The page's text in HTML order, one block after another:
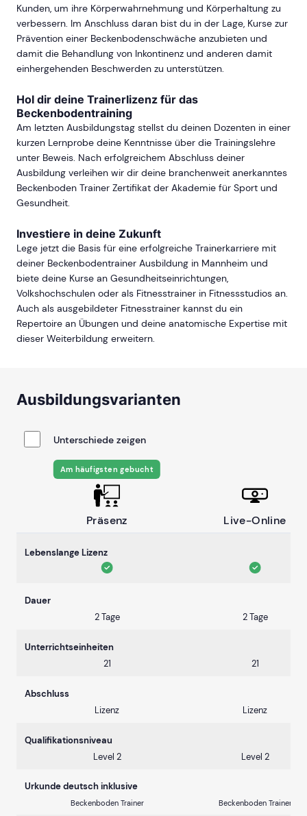
Kunden, um ihre Körperwahrnehmung und Körperhaltung zu
verbessern. Im Anschluss daran bist du in der Lage, Kurse zur
Prävention einer Beckenbodenschwäche anzubieten und
damit die Behandlung von Inkontinenz und anderen damit
einhergehenden Beschwerden zu unterstützen.
Hol dir deine Trainerlizenz für das
Beckenbodentraining
Am letzten Ausbildungstag stellst du deinen Dozenten in einer
kurzen Lernprobe deine Kenntnisse über die Trainingslehre
unter Beweis. Nach erfolgreichem Abschluss deiner
Ausbildung verleihen wir dir deine branchenweit anerkanntes
Beckenboden Trainer Zertifikat der Akademie für Sport und
Gesundheit.
Investiere in deine Zukunft
Lege jetzt die Basis für eine erfolgreiche Trainerkarriere mit
deiner Beckenbodentrainer Ausbildung in Mannheim und
biete deine Kurse an Gesundheitseinrichtungen,
Volkshochschulen oder als Fitnesstrainer in Fitnessstudios an.
Auch als ausgebildeter Fitnesstrainer kannst du ein
Repertoire an Übungen und deine anatomische Expertise mit
dieser Weiterbildung erweitern.
Ausbildungsvarianten
Unterschiede zeigen
Präsenz
Am häufigsten gebucht
Live-Online
Lebenslange Lizenz
Dauer
2 Tage
2 Tage
Unterrichtseinheiten
21
21
Abschluss
Lizenz
Lizenz
Qualifikationsniveau
Level 2
Level 2
Urkunde deutsch inklusive
Beckenboden Trainer Beckenboden Trainer